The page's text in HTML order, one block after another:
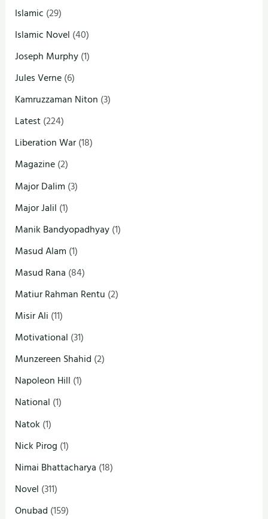
Islamic (29)
Islamic Novel (40)
Joseph Murphy(1)
Jules Verne(6)
Kamruzzaman Niton (3)
Latest(224)
Liberation War(18)
Magazine(2)
Major Dalim (3)
Major Jalil (1)
Manik Bandyopadhyay(1)
Masud Alam (1)
Masud Rana (84)
Matiur Rahman Rentu (2)
Misir Ali (11)
Motivational (31)
Munzereen Shahid (2)
Napoleon Hill (1)
National (1)
Natok (1)
Nick Pirog (1)
Nimai Bhattacharya (18)
Novel (311)
Onubad (159)